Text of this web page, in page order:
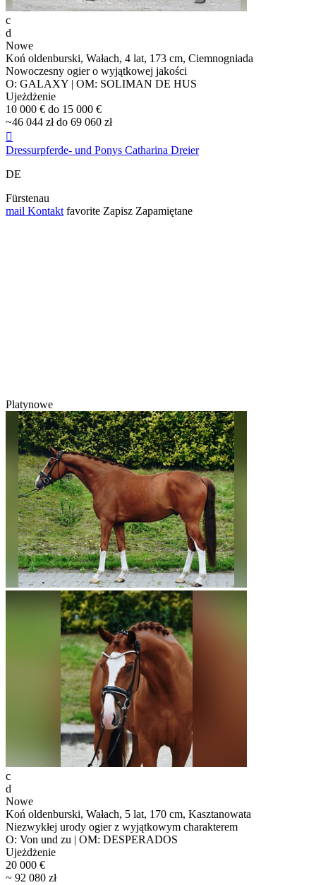
c
d
Nowe
Koń oldenburski, Wałach, 4 lat, 173 cm, Ciemnogniada
Nowoczesny ogier o wyjątkowej jakości
O: GALAXY | OM: SOLIMAN DE HUS
Ujeżdżenie
10 000 € do 15 000 €
~46 044 zł do 69 060 zł

Dressurpferde- und Ponys Catharina Dreier
DE
Fürstenau
mail Kontakt favorite Zapisz Zapamiętane
Platynowe
c
d
Nowe
Koń oldenburski, Wałach, 5 lat, 170 cm, Kasztanowata
Niezwykłej urody ogier z wyjątkowym charakterem
O: Von und zu | OM: DESPERADOS
Ujeżdżenie
20 000 €
~ 92 080 zł